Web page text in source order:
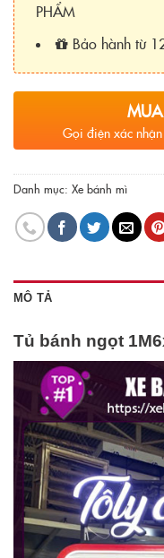
PHẨM
Bảo hành từ
Gọi điện xác
Danh mục: Xe bánh mì
MÔ TẢ
Tủ bánh ngọt